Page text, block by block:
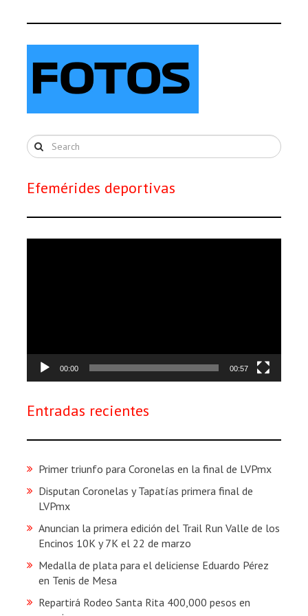
Efemérides deportivas
00:00 00:57
Entradas recientes
Primer triunfo para Coronelas en la final de LVPmx
Disputan Coronelas y Tapatías primera final de
LVPmx
Anuncian la primera edición del Trail Run Valle de los
Encinos 10K y 7K el 22 de marzo
Medalla de plata para el deliciense Eduardo Pérez
en Tenis de Mesa
Repartirá Rodeo Santa Rita 400,000 pesos en